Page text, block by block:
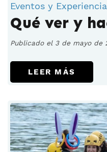
Eventos y
Qué ver y
Publicado el 3 de mayo de
LEER MÁS